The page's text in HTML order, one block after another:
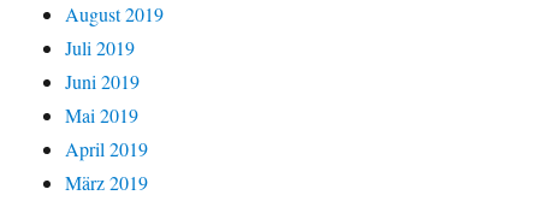
August 2019
Juli 2019
Juni 2019
Mai 2019
April 2019
März 2019